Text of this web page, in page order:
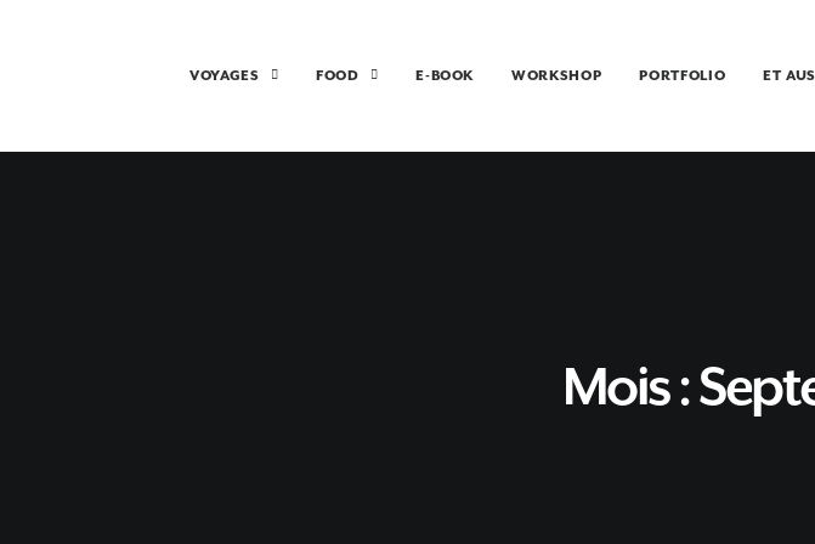
VOYAGES FOOD E-BOOK WORKSHOP PORTFOLIO ET
Mois :